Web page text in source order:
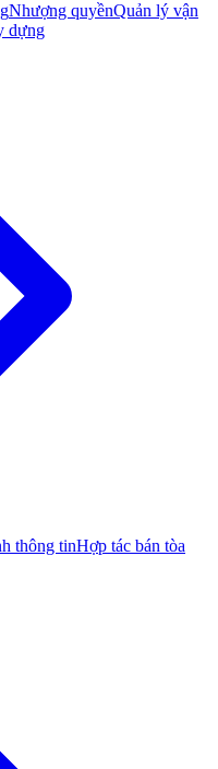
Nhượng quyềnQuản lý vận
dựng
thông tinHợp tác bán tòa